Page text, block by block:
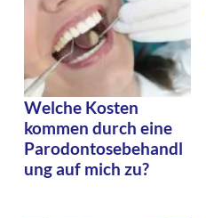
Welche Kosten
kommen durch eine
Parodontosebehandl
ung auf mich zu?